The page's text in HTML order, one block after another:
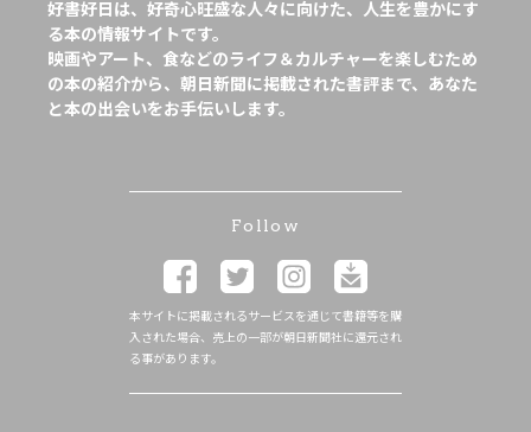
好書好日は、好奇心旺盛な人々に向けた、人生を豊かにす
る本の情報サイトです。
映画やアート、食などのライフ＆カルチャーを楽しむため
の本の紹介から、朝日新聞に掲載された書評まで、あなた
と本の出会いをお手伝いします。
Follow
本サイトに掲載されるサービスを通じて書籍等を購
入された場合、売上の一部が朝日新聞社に還元され
る事があります。